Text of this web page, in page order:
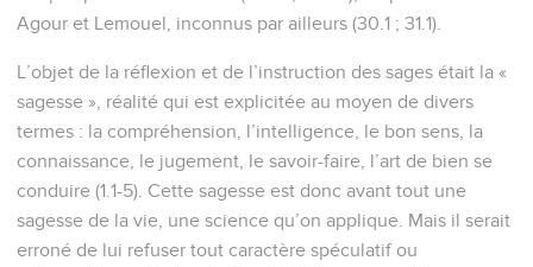
Agour et Lemouel, inconnus par ailleurs (30.1 ; 31.1).
L’objet de la réflexion et de l’instruction des sages était la «
sagesse », réalité qui est explicitée au moyen de divers
termes : la compréhension, l’intelligence, le bon sens, la
connaissance, le jugement, le savoir-faire, l’art de bien se
conduire (1.1-5). Cette sagesse est donc avant tout une
sagesse de la vie, une science qu’on applique. Mais il serait
erroné de lui refuser tout caractère spéculatif ou